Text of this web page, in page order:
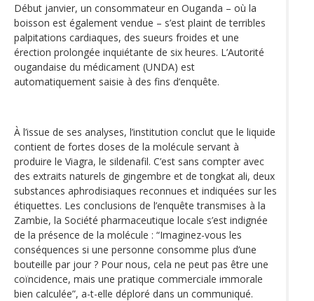
Début janvier, un consommateur en Ouganda – où la
boisson est également vendue – s’est plaint de terribles
palpitations cardiaques, des sueurs froides et une
érection prolongée inquiétante de six heures. L’Autorité
ougandaise du médicament (UNDA) est
automatiquement saisie à des fins d’enquête.
À l’issue de ses analyses, l’institution conclut que le liquide
contient de fortes doses de la molécule servant à
produire le Viagra, le sildenafil. C’est sans compter avec
des extraits naturels de gingembre et de tongkat ali, deux
substances aphrodisiaques reconnues et indiquées sur les
étiquettes. Les conclusions de l’enquête transmises à la
Zambie, la Société pharmaceutique locale s’est indignée
de la présence de la molécule : “Imaginez-vous les
conséquences si une personne consomme plus d’une
bouteille par jour ? Pour nous, cela ne peut pas être une
coïncidence, mais une pratique commerciale immorale
bien calculée”, a-t-elle déploré dans un communiqué.